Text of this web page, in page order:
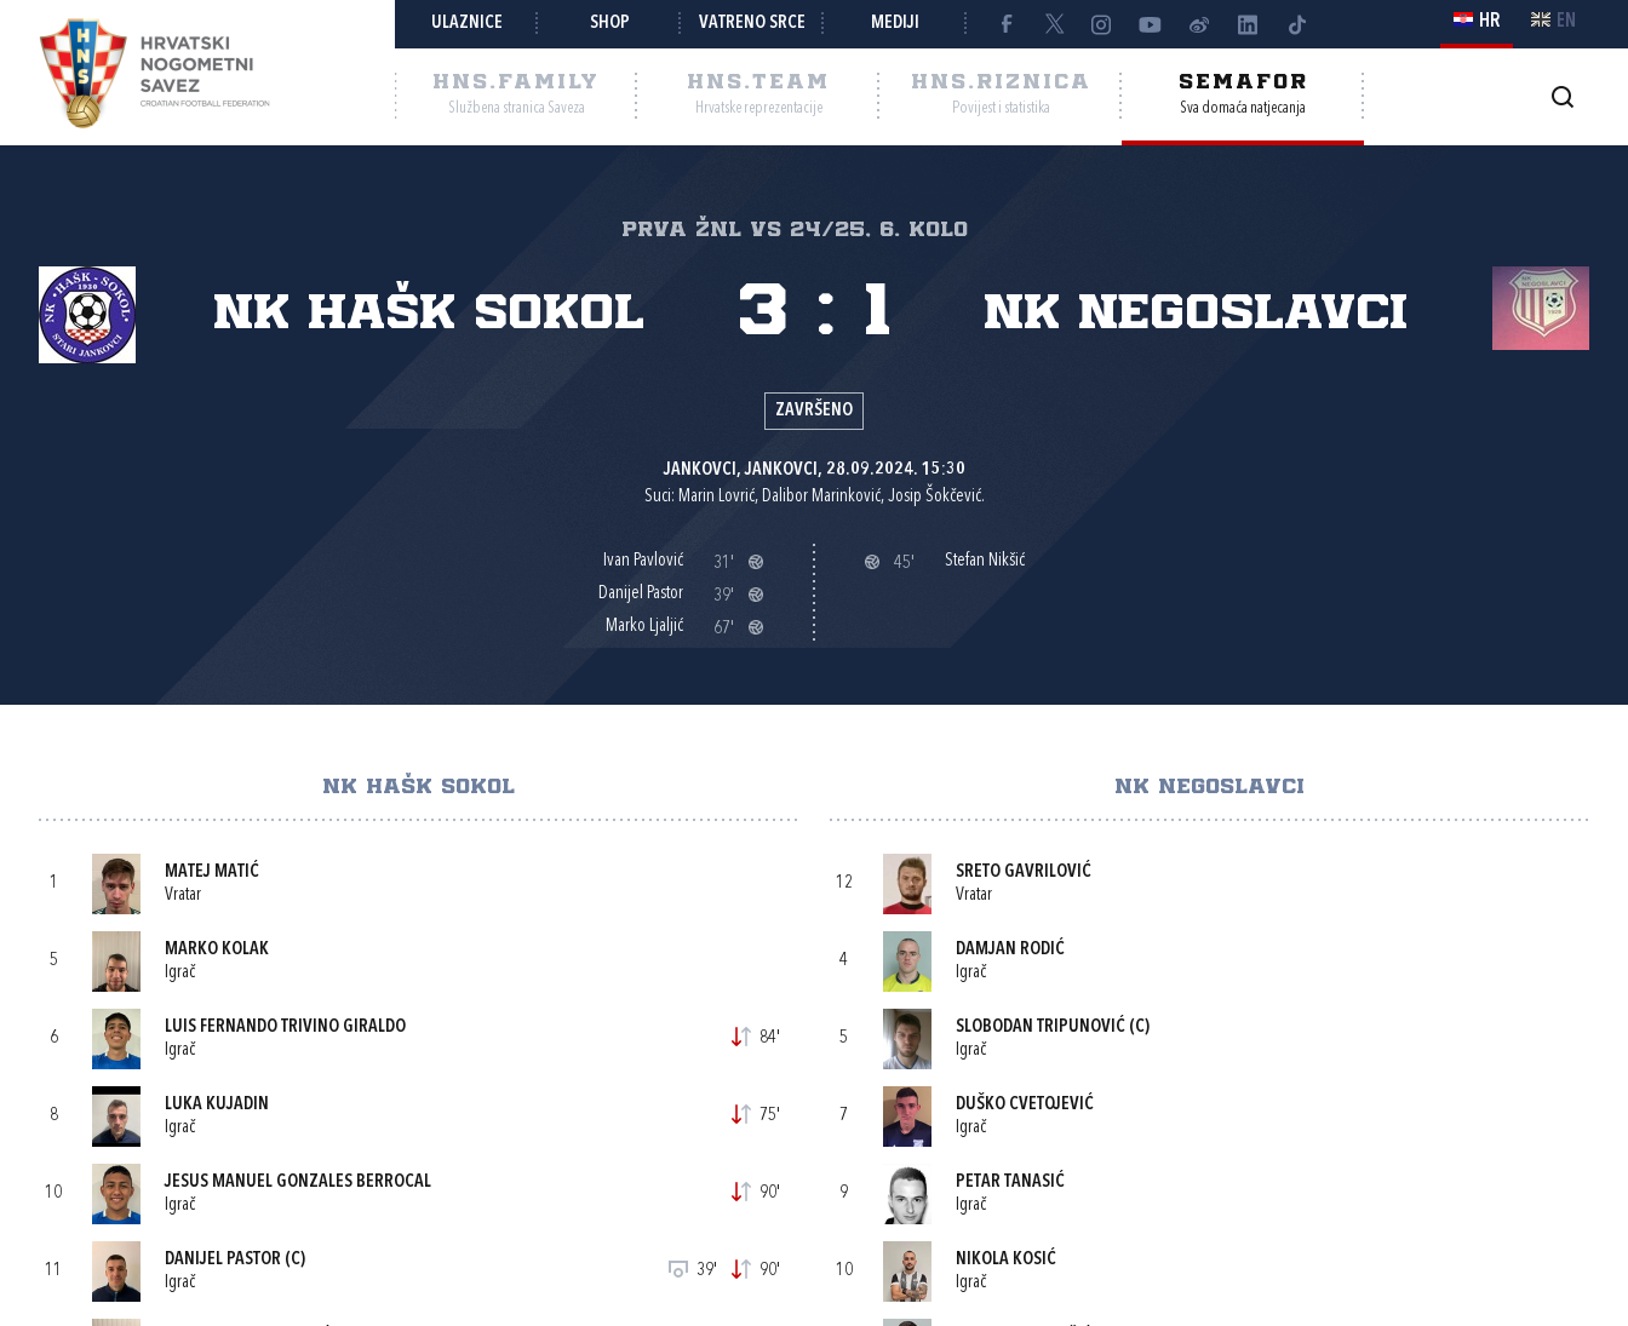
ULAZNICE SHOP VATRENO SRCE MEDIJI HR EN
HNS.FAMILY
Službena stranica Saveza
HNS.TEAM
Hrvatske reprezentacije
HNS.RIZNICA
Povijest i statistika
SEMAFOR
Sva domaća natjecanja
PRVA ŽNL VS 24/25, 6. kolo
NK HAŠK Sokol NK Negoslavci
3 : 1
ZAVRŠENO
JANKOVCI, JANKOVCI, 28.09.2024. 15:30
Suci: Marin Lovrić, Dalibor Marinković, Josip Šokčević.
Ivan Pavlović
31'
Danijel Pastor
39'
Marko Ljaljić
67'
45' Stefan Nikšić
NK HAŠK SOKOL
1
MATEJ MATIĆ
Vratar
5
MARKO KOLAK
Igrač
6
LUIS FERNANDO TRIVINO GIRALDO
Igrač
84'
8
LUKA KUJADIN
Igrač
75'
10
JESUS MANUEL GONZALES BERROCAL
Igrač
90'
11
DANIJEL PASTOR (C)
Igrač
39' 90'
NK NEGOSLAVCI
12
SRETO GAVRILOVIĆ
Vratar
4
DAMJAN RODIĆ
Igrač
5
SLOBODAN TRIPUNOVIĆ(C)
Igrač
7
DUŠKO CVETOJEVIĆ
Igrač
9
PETAR TANASIĆ
Igrač
10
NIKOLA KOSIĆ
Igrač